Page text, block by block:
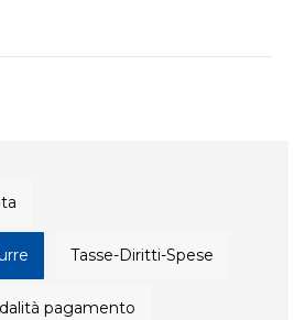
Tasse-Diritti-Spese
pagamento